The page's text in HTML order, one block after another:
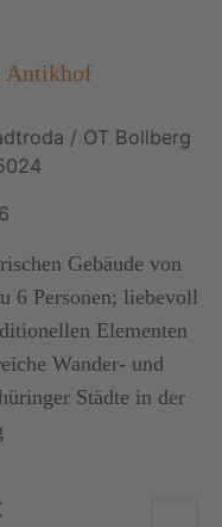
Antikhof
/ OT Bollberg
Gebäude von
6 Personen; liebevoll
Elementen
Wander- und
Städte in der